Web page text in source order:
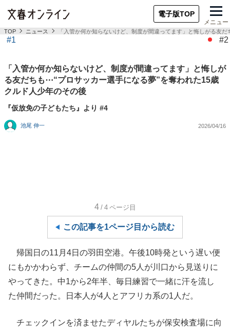
電子版TOP
メニュー
TOP ニュース 「入管か何か知らないけど、制度が間違ってます」と悔しがる友
#1 #2
「入管か何か知らないけど、制度が間違ってます」と悔しが
る友だちも⋯“プロサッカー選手になる夢”を奪われた15歳
クルド人少年のその後
『仮放免の子どもたち』より #4
池尾 伸一 2026/04/16
4 /4 ページ目
この記事を1ページ目から読む
帰国日の11月4日の羽田空港。午後10時発という遅い便
にもかかわらず、チームの仲間の5人が川口から見送りに
やってきた。中1から2年半、毎日練習で一緒に汗を流し
た仲間だった。日本人が4人とアフリカ系の1人だ。
チェックインを済ませたディヤルたちが保安検査場に向